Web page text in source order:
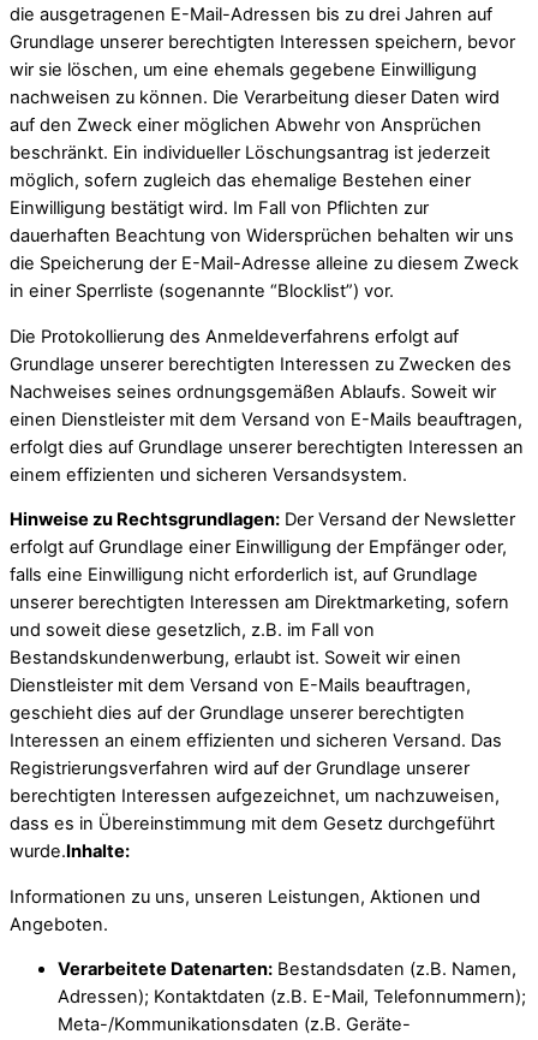
die ausgetragenen E-Mail-Adressen bis zu drei Jahren auf
Grundlage unserer berechtigten Interessen speichern, bevor
wir sie löschen, um eine ehemals gegebene Einwilligung
nachweisen zu können. Die Verarbeitung dieser Daten wird
auf den Zweck einer möglichen Abwehr von Ansprüchen
beschränkt. Ein individueller Löschungsantrag ist jederzeit
möglich, sofern zugleich das ehemalige Bestehen einer
Einwilligung bestätigt wird. Im Fall von Pflichten zur
dauerhaften Beachtung von Widersprüchen behalten wir uns
die Speicherung der E-Mail-Adresse alleine zu diesem Zweck
in einer Sperrliste (sogenannte “Blocklist”) vor.
Die Protokollierung des Anmeldeverfahrens erfolgt auf
Grundlage unserer berechtigten Interessen zu Zwecken des
Nachweises seines ordnungsgemäßen Ablaufs. Soweit wir
einen Dienstleister mit dem Versand von E-Mails beauftragen,
erfolgt dies auf Grundlage unserer berechtigten Interessen an
einem effizienten und sicheren Versandsystem.
Hinweise zu Rechtsgrundlagen: Der Versand der Newsletter
erfolgt auf Grundlage einer Einwilligung der Empfänger oder,
falls eine Einwilligung nicht erforderlich ist, auf Grundlage
unserer berechtigten Interessen am Direktmarketing, sofern
und soweit diese gesetzlich, z.B. im Fall von
Bestandskundenwerbung, erlaubt ist. Soweit wir einen
Dienstleister mit dem Versand von E-Mails beauftragen,
geschieht dies auf der Grundlage unserer berechtigten
Interessen an einem effizienten und sicheren Versand. Das
Registrierungsverfahren wird auf der Grundlage unserer
berechtigten Interessen aufgezeichnet, um nachzuweisen,
dass es in Übereinstimmung mit dem Gesetz durchgeführt
wurde.Inhalte:
Informationen zu uns, unseren Leistungen, Aktionen und
Angeboten.
Verarbeitete Datenarten: Bestandsdaten (z.B. Namen,
Adressen); Kontaktdaten (z.B. E-Mail, Telefonnummern);
Meta-/Kommunikationsdaten (z.B. Geräte-